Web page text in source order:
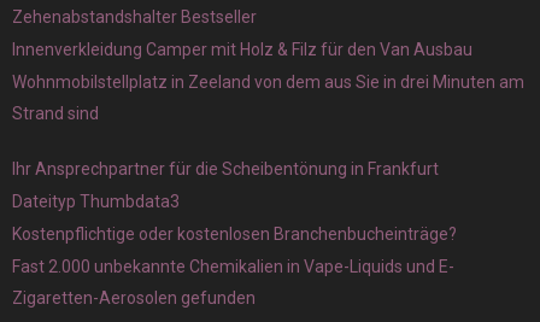
Zehenabstandshalter Bestseller
Innenverkleidung Camper mit Holz & Filz für den Van Ausbau
Wohnmobilstellplatz in Zeeland von dem aus Sie in drei Minuten am
Strand sind
Ihr Ansprechpartner für die Scheibentönung in Frankfurt
Dateityp Thumbdata3
Kostenpflichtige oder kostenlosen Branchenbucheinträge?
Fast 2.000 unbekannte Chemikalien in Vape-Liquids und E-
Zigaretten-Aerosolen gefunden